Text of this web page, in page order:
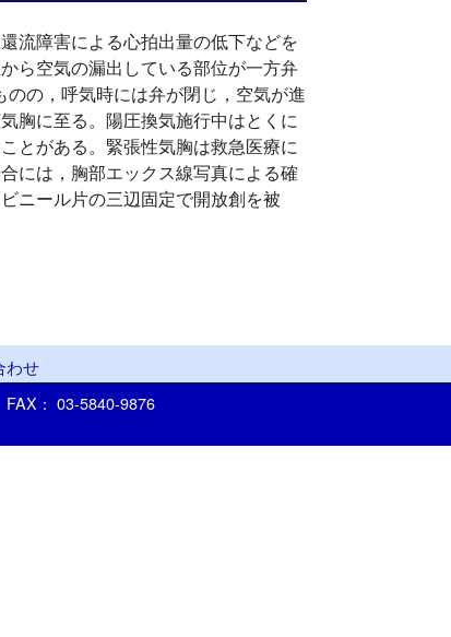
流障害による心拍出量の低下などを
ら空気の漏出している部位が一方弁
の，呼気時には弁が閉じ，空気が進
胸に至る。陽圧換気施行中はとくに
とがある。緊張性気胸は救急医療に
には，胸部エックス線写真による確
ニール片の三辺固定で開放創を被
わせ
FAX： 03-5840-9876